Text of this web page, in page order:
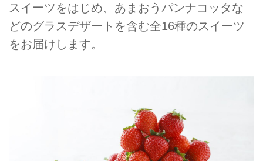
スイーツをはじめ、あまおうパンナコッタな
どのグラスデザートを含む全16種のスイーツ
をお届けします。